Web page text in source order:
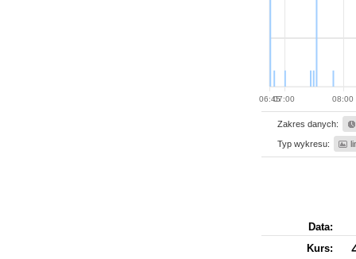
06:4507:00 08:00
Zakres danych:
Typ wykresu:
Data:
Kurs: